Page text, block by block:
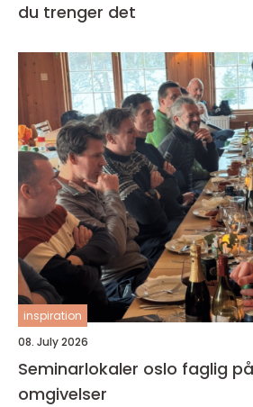
du trenger det
inspiration
08. July 2026
Seminarlokaler oslo faglig påfyll i nye
omgivelser